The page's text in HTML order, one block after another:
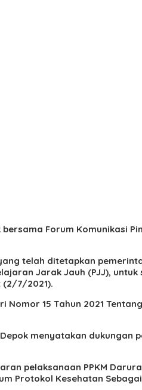
bersama Forum Komunikasi
telah ditetapkan
Jarak Jauh (PJJ),
(2/7/2021).
15 Tahun 2021
menyatakan
pelaksanaan PPKM
Protokol Kesehatan